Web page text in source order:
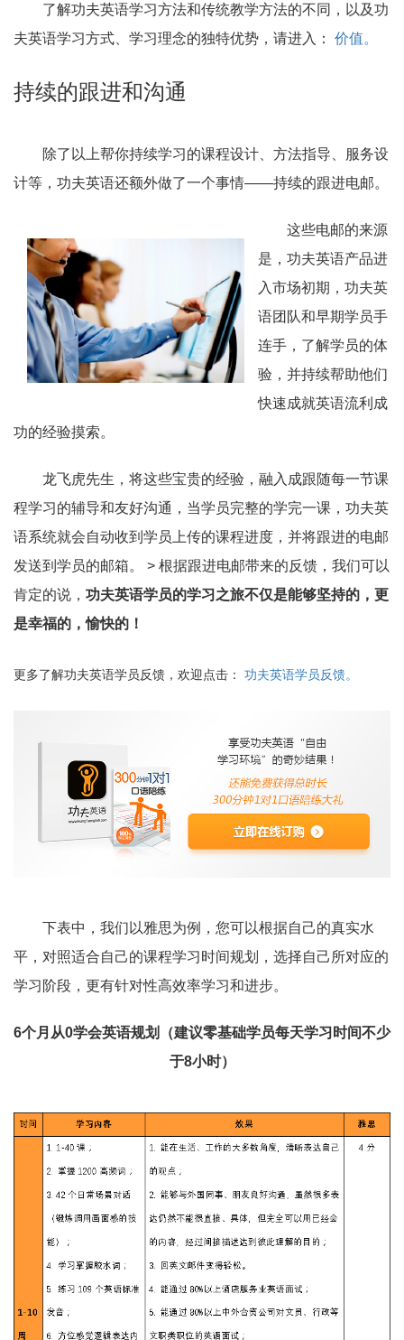
了解功夫英语学习方法和传统教学方法的不同，以及功
夫英语学习方式、学习理念的独特优势，请进入： 价值。
持续的跟进和沟通
除了以上帮你持续学习的课程设计、方法指导、服务设
计等，功夫英语还额外做了一个事情——持续的跟进电邮。
这些电邮的来源
是，功夫英语产品进
入市场初期，功夫英
语团队和早期学员手
连手，了解学员的体
验，并持续帮助他们
快速成就英语流利成
功的经验摸索。
龙飞虎先生，将这些宝贵的经验，融入成跟随每一节课
程学习的辅导和友好沟通，当学员完整的学完一课，功夫英
语系统就会自动收到学员上传的课程进度，并将跟进的电邮
发送到学员的邮箱。 > 根据跟进电邮带来的反馈，我们可以
肯定的说， 功夫英语学员的学习之旅不仅是能够坚持的，更
是幸福的，愉快的！
更多了解功夫英语学员反馈，欢迎点击： 功夫英语学员反馈。
下表中，我们以雅思为例，您可以根据自己的真实水
平，对照适合自己的课程学习时间规划，选择自己所对应的
学习阶段，更有针对性高效率学习和进步。
6个月从0学会英语规划（建议零基础学员每天学习时间不少
于8小时）